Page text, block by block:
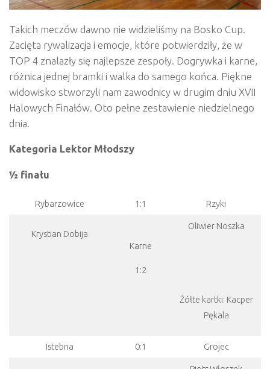
Takich meczów dawno nie widzieliśmy na Bosko Cup.
Zacięta rywalizacja i emocje, które potwierdziły, że w
TOP 4 znalazły się najlepsze zespoły. Dogrywka i karne,
różnica jednej bramki i walka do samego końca. Piękne
widowisko stworzyli nam zawodnicy w drugim dniu XVII
Halowych Finałów. Oto pełne zestawienie niedzielnego
dnia.
Kategoria Lektor Młodszy
½ finału
Rybarzowice 1:1 Rzyki
Krystian Dobija
Karne
1:2
Oliwier Noszka
Żółte kartki: Kacper
Pękala
Istebna 0:1 Grojec